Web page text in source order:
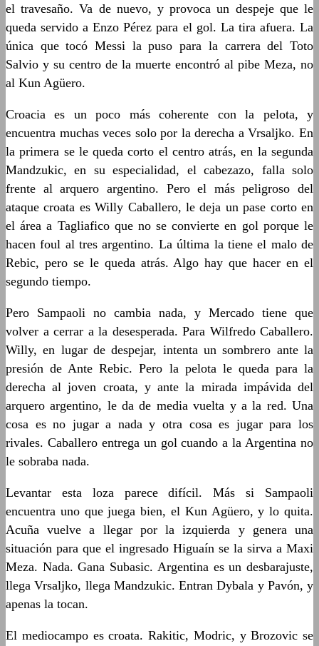
el travesaño. Va de nuevo, y provoca un despeje que le
queda servido a Enzo Pérez para el gol. La tira afuera. La
única que tocó Messi la puso para la carrera del Toto
Salvio y su centro de la muerte encontró al pibe Meza, no
al Kun Agüero.
Croacia es un poco más coherente con la pelota, y
encuentra muchas veces solo por la derecha a Vrsaljko. En
la primera se le queda corto el centro atrás, en la segunda
Mandzukic, en su especialidad, el cabezazo, falla solo
frente al arquero argentino. Pero el más peligroso del
ataque croata es Willy Caballero, le deja un pase corto en
el área a Tagliafico que no se convierte en gol porque le
hacen foul al tres argentino. La última la tiene el malo de
Rebic, pero se le queda atrás. Algo hay que hacer en el
segundo tiempo.
Pero Sampaoli no cambia nada, y Mercado tiene que
volver a cerrar a la desesperada. Para Wilfredo Caballero.
Willy, en lugar de despejar, intenta un sombrero ante la
presión de Ante Rebic. Pero la pelota le queda para la
derecha al joven croata, y ante la mirada impávida del
arquero argentino, le da de media vuelta y a la red. Una
cosa es no jugar a nada y otra cosa es jugar para los
rivales. Caballero entrega un gol cuando a la Argentina no
le sobraba nada.
Levantar esta loza parece difícil. Más si Sampaoli
encuentra uno que juega bien, el Kun Agüero, y lo quita.
Acuña vuelve a llegar por la izquierda y genera una
situación para que el ingresado Higuaín se la sirva a Maxi
Meza. Nada. Gana Subasic. Argentina es un desbarajuste,
llega Vrsaljko, llega Mandzukic. Entran Dybala y Pavón, y
apenas la tocan.
El mediocampo es croata. Rakitic, Modric, y Brozovic se